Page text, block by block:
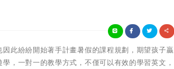
此紛紛開始著手計畫暑假的課程規劃，期望孩子贏
，一對一的教學方式，不僅可以有效的學習英文，